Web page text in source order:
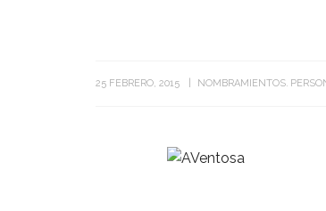
25 FEBRERO, 2015 NOMBRAMIENTOS